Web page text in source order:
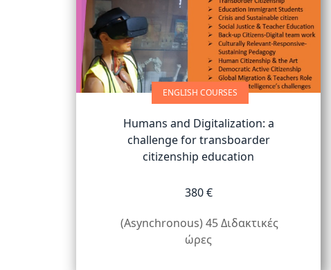
ENGLISH COURSES
Humans and Digitalization: a
challenge for transboarder
citizenship education
380 €
(Asynchronous) 45 Διδακτικές
ώρες